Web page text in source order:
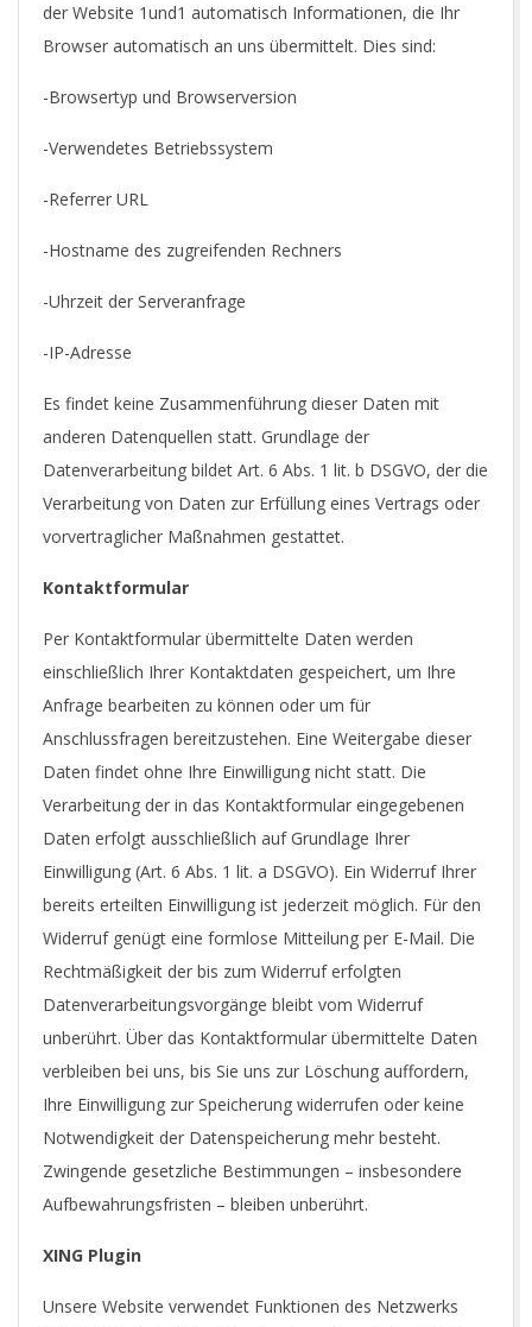
der Website 1und1 automatisch Informationen, die Ihr
Browser automatisch an uns übermittelt. Dies sind:
-Browsertyp und Browserversion
-Verwendetes Betriebssystem
-Referrer URL
-Hostname des zugreifenden Rechners
-Uhrzeit der Serveranfrage
-IP-Adresse
Es findet keine Zusammenführung dieser Daten mit
anderen Datenquellen statt. Grundlage der
Datenverarbeitung bildet Art. 6 Abs. 1 lit. b DSGVO, der die
Verarbeitung von Daten zur Erfüllung eines Vertrags oder
vorvertraglicher Maßnahmen gestattet.
Kontaktformular
Per Kontaktformular übermittelte Daten werden
einschließlich Ihrer Kontaktdaten gespeichert, um Ihre
Anfrage bearbeiten zu können oder um für
Anschlussfragen bereitzustehen. Eine Weitergabe dieser
Daten findet ohne Ihre Einwilligung nicht statt. Die
Verarbeitung der in das Kontaktformular eingegebenen
Daten erfolgt ausschließlich auf Grundlage Ihrer
Einwilligung (Art. 6 Abs. 1 lit. a DSGVO). Ein Widerruf Ihrer
bereits erteilten Einwilligung ist jederzeit möglich. Für den
Widerruf genügt eine formlose Mitteilung per E-Mail. Die
Rechtmäßigkeit der bis zum Widerruf erfolgten
Datenverarbeitungsvorgänge bleibt vom Widerruf
unberührt. Über das Kontaktformular übermittelte Daten
verbleiben bei uns, bis Sie uns zur Löschung auffordern,
Ihre Einwilligung zur Speicherung widerrufen oder keine
Notwendigkeit der Datenspeicherung mehr besteht.
Zwingende gesetzliche Bestimmungen – insbesondere
Aufbewahrungsfristen – bleiben unberührt.
XING Plugin
Unsere Website verwendet Funktionen des Netzwerks